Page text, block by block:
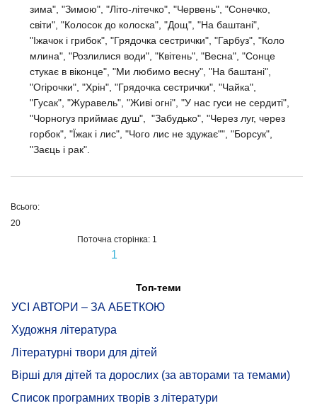
зима", "Зимою", "Літо-літечко", "Червень", "Сонечко,
світи", "Колосок до колоска", "Дощ", "На баштані",
"Іжачок і грибок", "Грядочка сестрички", "Гарбуз", "Коло
млина", "Розлилися води", "Квітень", "Весна", "Сонце
стукає в віконце", "Ми любимо весну", "На баштані",
"Огірочки", "Хрін", "Грядочка сестрички", "Чайка",
"Гусак", "Журавель", "Живі огні", "У нас гуси не сердиті",
"Чорногуз приймає душ", "Забудько", "Через луг, через
горбок", "Їжак і лис", "Чого лис не здужає"", "Борсук",
"Заєць і рак".
Всього:
20
Поточна сторінка: 1
1
Топ-теми
УСІ АВТОРИ – ЗА АБЕТКОЮ
Художня література
Літературні твори для дітей
Вірші для дітей та дорослих (за авторами та темами)
Список програмних творів з літератури